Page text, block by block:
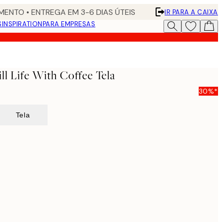
• ENTREGA EM 3-6 DIAS ÚTEIS
IR PARA A CAIXA
INSPIRATIONPARA EMPRESAS
Life With Coffee Tela
30%*
Tela